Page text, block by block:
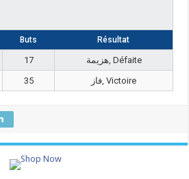
Buts Résultat
17
هزيمة, Défaite
35 فاز, Victoire